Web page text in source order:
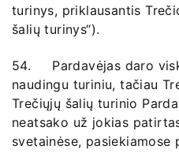
turinys, priklausantis
šalių turinys“).
54. Pardavėjas daro
naudingu turiniu, tačiau
Trečiųjų šalių turinio
neatsako už jokias
svetainėse, pasiekiamose